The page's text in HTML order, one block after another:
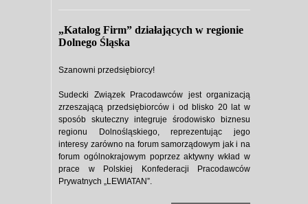
„Katalog Firm” działających w regionie
Dolnego Śląska
Szanowni przedsiębiorcy!
Sudecki Związek Pracodawców jest organizacją
zrzeszającą przedsiębiorców i od blisko 20 lat w
sposób skuteczny integruje środowisko biznesu
regionu Dolnośląskiego, reprezentując jego
interesy zarówno na forum samorządowym jak i na
forum ogólnokrajowym poprzez aktywny wkład w
prace w Polskiej Konfederacji Pracodawców
Prywatnych „LEWIATAN”.